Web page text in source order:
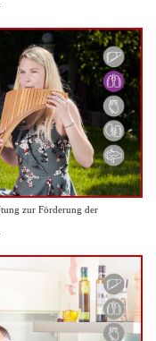
zur Förderung der